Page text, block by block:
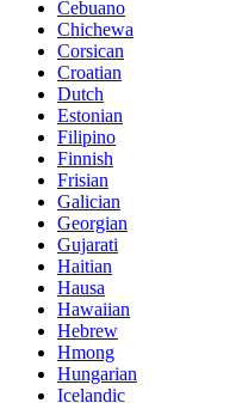
Cebuano
Chichewa
Corsican
Croatian
Dutch
Estonian
Filipino
Finnish
Frisian
Galician
Georgian
Gujarati
Haitian
Hausa
Hawaiian
Hebrew
Hmong
Hungarian
Icelandic